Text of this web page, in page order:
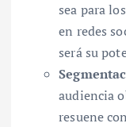
sea para
en redes
será su
audiencia
resuene